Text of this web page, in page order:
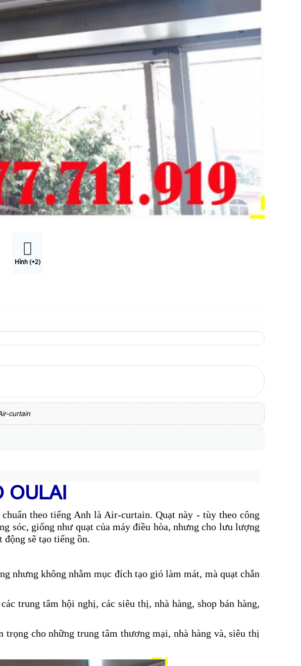
Hình (+2)
curtain
OULAI
theo tiếng Anh là Air-curtain. Quạt này - tùy theo công
sóc, giống như quạt của máy điều hòa, nhưng cho lưu lượng
sẽ tạo tiếng ồn.
nhưng không nhằm mục đích tạo gió làm mát, mà quạt chắn
trung tâm hội nghị, các siêu thị, nhà hàng, shop bán hàng,
trọng cho những trung tâm thươngmại, nhà hàng và, siêu thị